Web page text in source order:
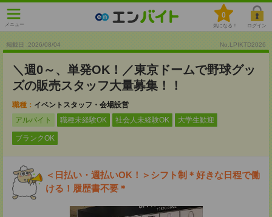
メニュー
0
気になる！ ログイン
掲載日 :2026/08/04 No.LPIKTD2026
＼週0～、単発OK！／東京ドームで野球グッ
ズの販売スタッフ大量募集！！
職種： イベントスタッフ・会場設営
アルバイト
職種未経験OK 社会人未経験OK 大学生歓迎
ブランクOK
＜日払い・週払いOK！＞シフト制＊好きな日程で働
ける！履歴書不要＊